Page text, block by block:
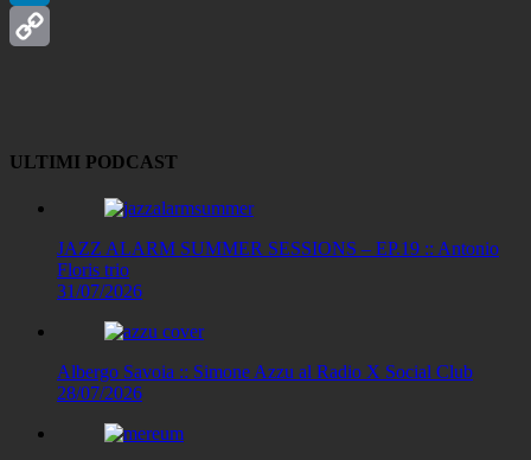
LinkedIn
ULTIMI PODCAST
JAZZ ALARM SUMMER SESSIONS – EP.19 :: Antonio
Floris trio
31/07/2026
Albergo Savoia :: Simone Azzu al Radio X Social Club
28/07/2026